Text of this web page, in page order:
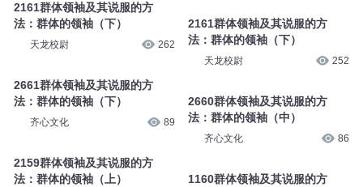
2161群体领袖及其说服的方
法：群体的领袖（下）
天龙校尉 262
2661群体领袖及其说服的方
法：群体的领袖（下）
齐心文化 89
2159群体领袖及其说服的方
法：群体的领袖（上）
2161群体领袖及其说服的方
法：群体的领袖（下）
天龙校尉 252
2660群体领袖及其说服的方
法：群体的领袖（中）
齐心文化 86
1160群体领袖及其说服的方